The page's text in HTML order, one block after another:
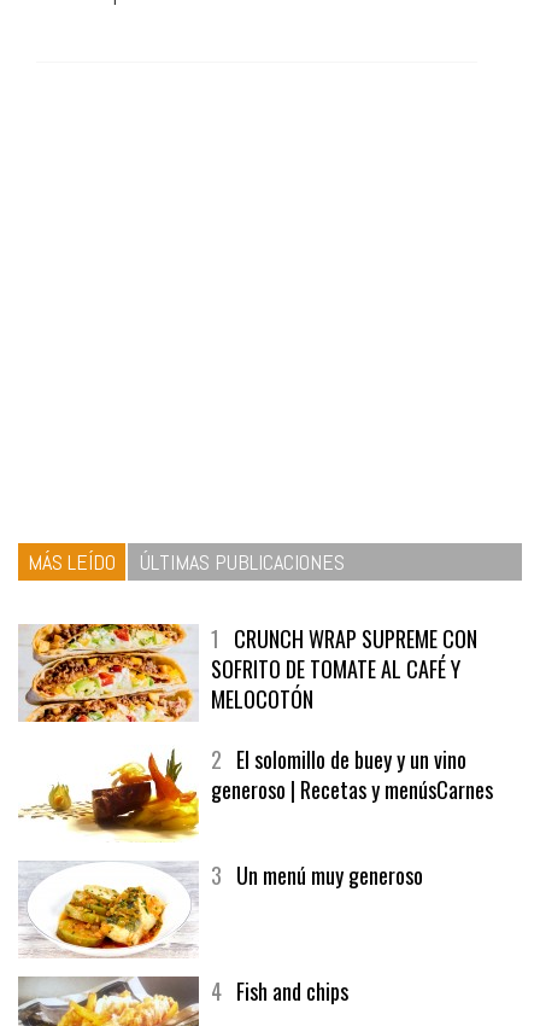
MÁS LEÍDO ÚLTIMAS PUBLICACIONES
1 CRUNCH WRAP SUPREME CON
SOFRITO DE TOMATE AL CAFÉ Y
MELOCOTÓN
2 El solomillo de buey y un vino
generoso | Recetas y menúsCarnes
3 Un menú muy generoso
4 Fish and chips